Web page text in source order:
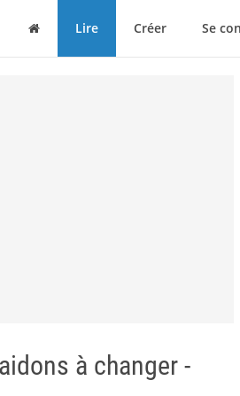
MaisonLire Créer Se
à changer -